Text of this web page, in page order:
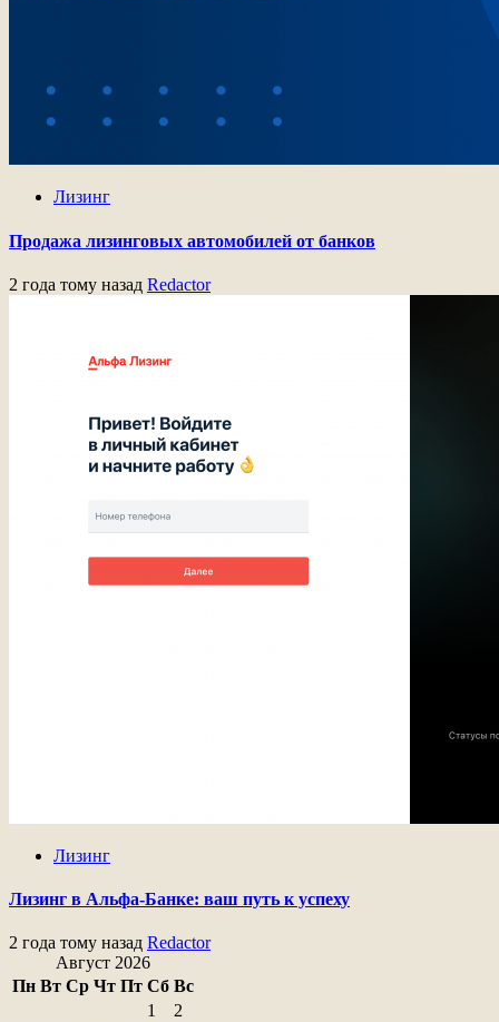
Лизинг
Продажа лизинговых автомобилей от банков
2 года тому назад Redactor
Лизинг
Лизинг в Альфа-Банке: ваш путь к успеху
2 года тому назад Redactor
Август 2026
Пн Вт Ср Чт Пт Сб Вс
1
2